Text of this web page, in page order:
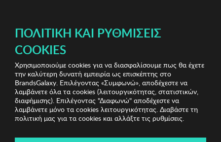
Branded Underwear Γυναικεία Εσώρουχα
Γυναικείο
Σλιπ Selene
Branded Underwear
Λήγει σε: 00ημέρες | 00ώρες 00λεπτά 00δευτ.
ΠΟΛΙΤΙΚΉ ΚΑΙ ΡΥΘΜΊΣΕΙΣ
COOKIES
Χρησιμοποιούμε cookies για να διασφαλίσουμε πως θα έχετε
την καλύτερη δυνατή εμπειρία ως επισκέπτης στο
BrandsGalaxy. Επιλέγοντας «Συμφωνώ», αποδέχεστε να
λαμβάνετε όλα τα cookies (λειτουργικότητας, στατιστικών,
διαφήμισης). Επιλέγοντας "Διαφωνώ" αποδέχεστε να
λαμβάνετε μόνο τα cookies λειτουργικότητας. Διαβάστε τη
πολιτική μας για τα cookies και αλλάξτε τις ρυθμίσεις.